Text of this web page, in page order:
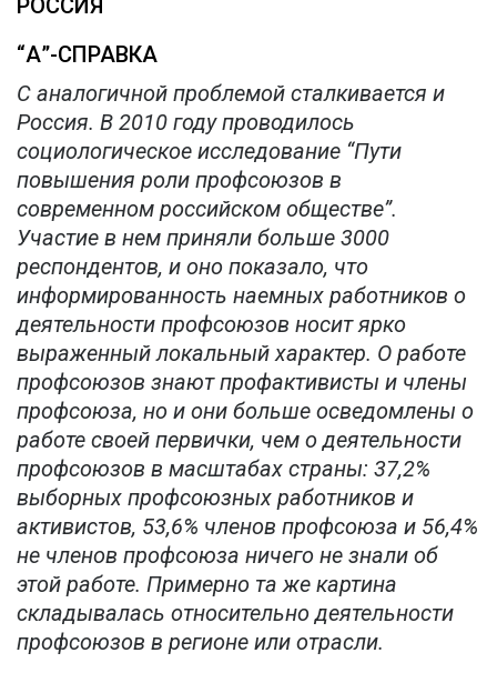
РОССИЯ
“А”-СПРАВКА
С аналогичной проблемой сталкивается и
Россия. В 2010 году проводилось
социологическое исследование “Пути
повышения роли профсоюзов в
современном российском обществе”.
Участие в нем приняли больше 3000
респондентов, и оно показало, что
информированность наемных работников о
деятельности профсоюзов носит ярко
выраженный локальный характер. О работе
профсоюзов знают профактивисты и члены
профсоюза, но и они больше осведомлены о
работе своей первички, чем о деятельности
профсоюзов в масштабах страны: 37,2%
выборных профсоюзных работников и
активистов, 53,6% членов профсоюза и 56,4%
не членов профсоюза ничего не знали об
этой работе. Примерно та же картина
складывалась относительно деятельности
профсоюзов в регионе или отрасли.